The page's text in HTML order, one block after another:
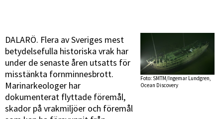
Foto: SMTM/Ingemar Lundgren,
Ocean Discovery
DALARÖ. Flera av Sveriges mest
betydelsefulla historiska vrak har
under de senaste åren utsatts för
misstänkta fornminnesbrott.
Marinarkeologer har
dokumenterat flyttade föremål,
skador på vrakmiljöer och föremål